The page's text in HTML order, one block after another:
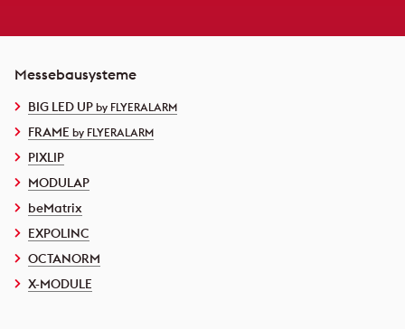
Messebausysteme
BIG LED UP by FLYERALARM
FRAME by FLYERALARM
PIXLIP
MODULAP
beMatrix
EXPOLINC
OCTANORM
X-MODULE